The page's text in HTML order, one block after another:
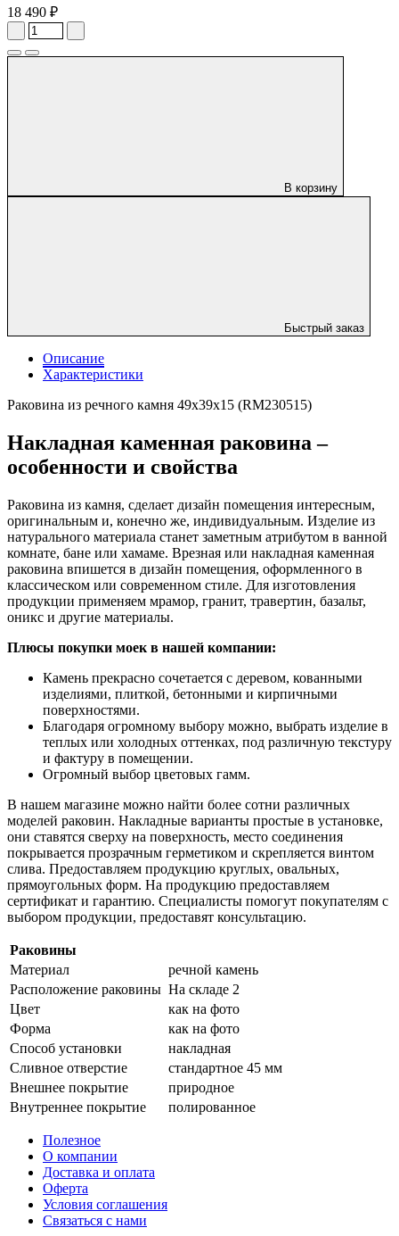
18 490 ₽
В корзину
Быстрый заказ
Описание
Характеристики
Раковина из речного камня 49х39х15 (RM230515)
Накладная каменная раковина –
особенности и свойства
Раковина из камня, сделает дизайн помещения интересным,
оригинальным и, конечно же, индивидуальным. Изделие из
натурального материала станет заметным атрибутом в ванной
комнате, бане или хамаме. Врезная или накладная каменная
раковина впишется в дизайн помещения, оформленного в
классическом или современном стиле. Для изготовления
продукции применяем мрамор, гранит, травертин, базальт,
оникс и другие материалы.
Плюсы покупки моек в нашей компании:
Камень прекрасно сочетается с деревом, кованными
изделиями, плиткой, бетонными и кирпичными
поверхностями.
Благодаря огромному выбору можно, выбрать изделие в
теплых или холодных оттенках, под различную текстуру
и фактуру в помещении.
Огромный выбор цветовых гамм.
В нашем магазине можно найти более сотни различных
моделей раковин. Накладные варианты простые в установке,
они ставятся сверху на поверхность, место соединения
покрывается прозрачным герметиком и скрепляется винтом
слива. Предоставляем продукцию круглых, овальных,
прямоугольных форм. На продукцию предоставляем
сертификат и гарантию. Специалисты помогут покупателям с
выбором продукции, предоставят консультацию.
Раковины
Материал
речной камень
Расположение раковины На складе 2
Цвет
как на фото
Форма
как на фото
Способ установки
накладная
Сливное отверстие
стандартное 45 мм
Внешнее покрытие
природное
Внутреннее покрытие
полированное
Полезное
О компании
Доставка и оплата
Оферта
Условия соглашения
Связаться с нами